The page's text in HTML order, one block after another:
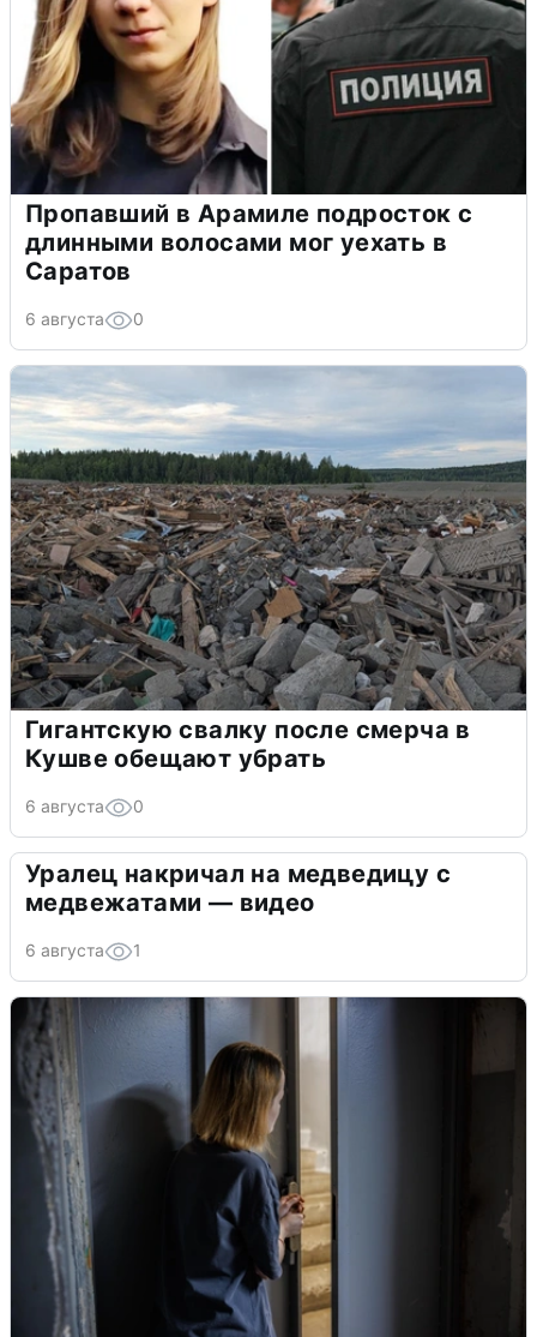
Пропавший в Арамиле подросток с
длинными волосами мог уехать в
Саратов
6 августа 0
Гигантскую свалку после смерча в
Кушве обещают убрать
6 августа 0
Уралец накричал на медведицу с
медвежатами — видео
6 августа 1